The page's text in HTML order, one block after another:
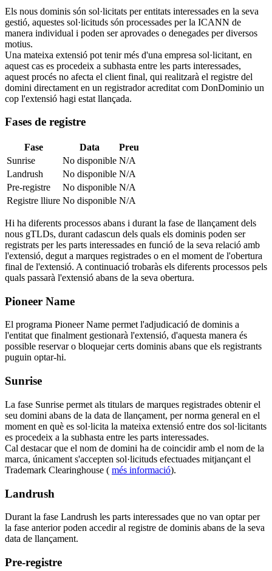
Els nous dominis són sol·licitats per entitats interessades en la seva
gestió, aquestes sol·licituds són processades per la ICANN de
manera individual i poden ser aprovades o denegades per diversos
motius.
Una mateixa extensió pot tenir més d'una empresa sol·licitant, en
aquest cas es procedeix a subhasta entre les parts interessades,
aquest procés no afecta el client final, qui realitzarà el registre del
domini directament en un registrador acreditat com DonDominio un
cop l'extensió hagi estat llançada.
Fases de registre
Fase Data
Preu
Sunrise
No disponible N/A
Landrush
No disponible N/A
Pre-registre
No disponible N/A
Registre lliure No disponible N/A
Hi ha diferents processos abans i durant la fase de llançament dels
nous gTLDs, durant cadascun dels quals els dominis poden ser
registrats per les parts interessades en funció de la seva relació amb
l'extensió, degut a marques registrades o en el moment de l'obertura
final de l'extensió. A continuació trobaràs els diferents processos pels
quals passarà l'extensió abans de la seva obertura.
Pioneer Name
El programa Pioneer Name permet l'adjudicació de dominis a
l'entitat que finalment gestionarà l'extensió, d'aquesta manera és
possible reservar o bloquejar certs dominis abans que els registrants
puguin optar-hi.
Sunrise
La fase Sunrise permet als titulars de marques registrades obtenir el
seu domini abans de la data de llançament, per norma general en el
moment en què es sol·licita la mateixa extensió entre dos sol·licitants
es procedeix a la subhasta entre les parts interessades.
Cal destacar que el nom de domini ha de coincidir amb el nom de la
marca, únicament s'accepten sol·licituds efectuades mitjançant el
Trademark Clearinghouse ( més informació).
Landrush
Durant la fase Landrush les parts interessades que no van optar per
la fase anterior poden accedir al registre de dominis abans de la seva
data de llançament.
Pre-registre